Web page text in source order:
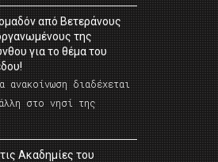
από Βετεράνους
της
για το θέμα του
ανακοίνωση διαδέχεται
στο νησί της
Ακαδημίες του